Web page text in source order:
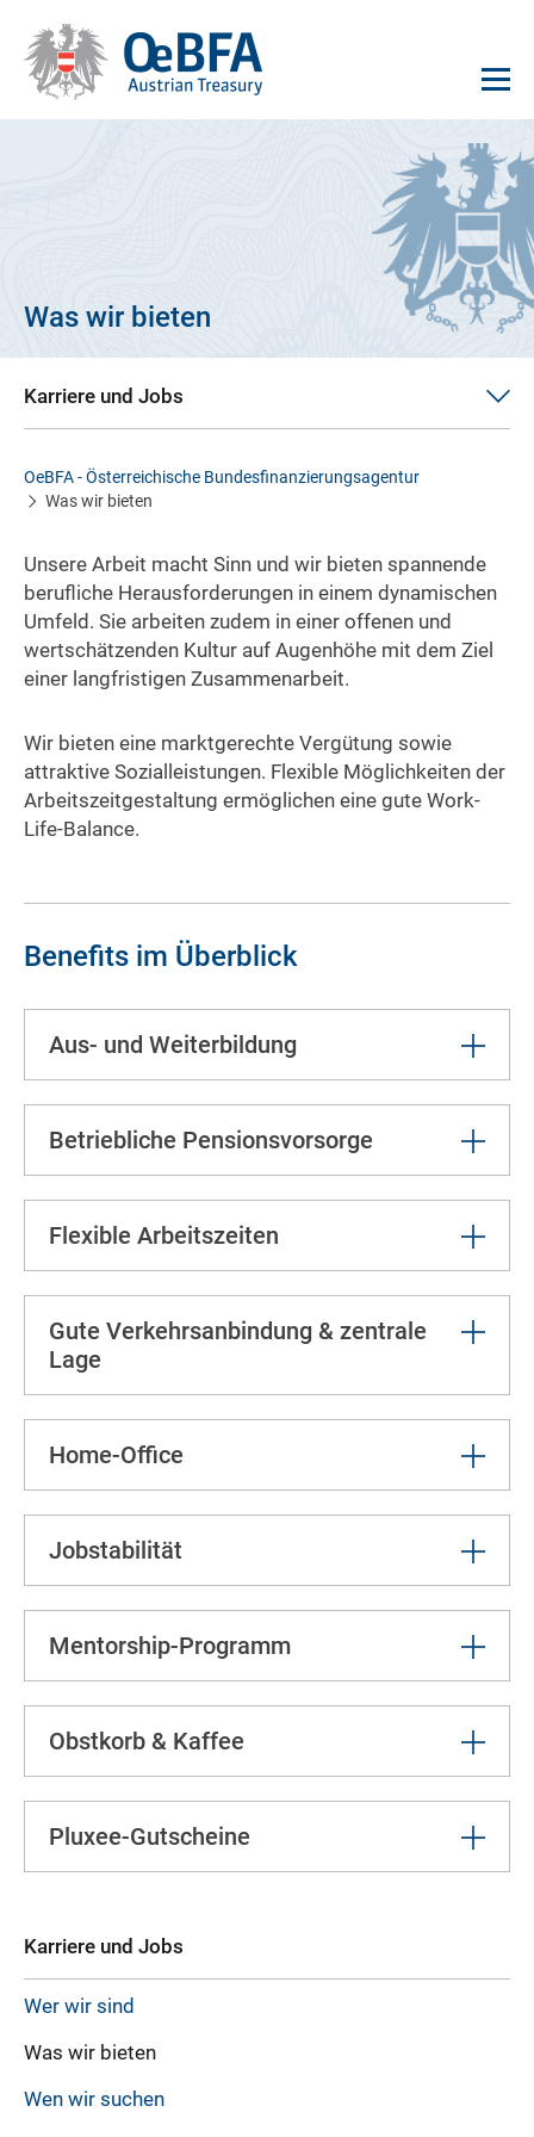
Was wir bieten
Karriere und Jobs
OeBFA - Österreichische Bundesfinanzierungsagentur
Was wir bieten
Unsere Arbeit macht Sinn und wir bieten spannende
berufliche Herausforderungen in einem dynamischen
Umfeld. Sie arbeiten zudem in einer offenen und
wertschätzenden Kultur auf Augenhöhe mit dem Ziel
einer langfristigen Zusammenarbeit.
Wir bieten eine marktgerechte Vergütung sowie
attraktive Sozialleistungen. Flexible Möglichkeiten der
Arbeitszeitgestaltung ermöglichen eine gute Work-
Life-Balance.
Benefits im Überblick
Aus- und Weiterbildung
Betriebliche Pensionsvorsorge
Flexible Arbeitszeiten
Gute Verkehrsanbindung & zentrale
Lage
Home-Office
Jobstabilität
Mentorship-Programm
Obstkorb & Kaffee
Pluxee-Gutscheine
Karriere und Jobs
Wer wir sind
Was wir bieten
Wen wir suchen